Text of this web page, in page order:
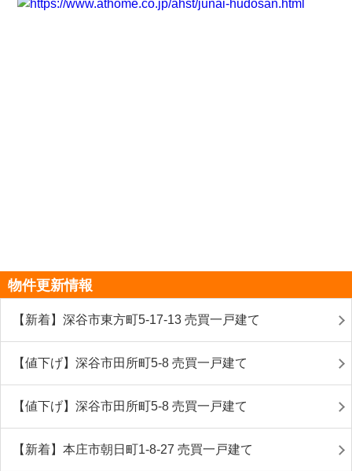
物件更新情報
【新着】深谷市東方町5-17-13 売買一戸建て
【値下げ】深谷市田所町5-8 売買一戸建て
【値下げ】深谷市田所町5-8 売買一戸建て
【新着】本庄市朝日町1-8-27 売買一戸建て